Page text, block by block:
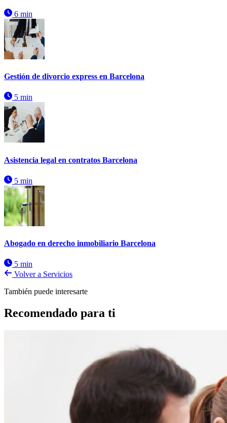
6 min
Gestión de divorcio express en Barcelona
5 min
Asistencia legal en contratos Barcelona
5 min
Abogado en derecho inmobiliario Barcelona
5 min
Volver a Servicios
También puede interesarte
Recomendado para ti